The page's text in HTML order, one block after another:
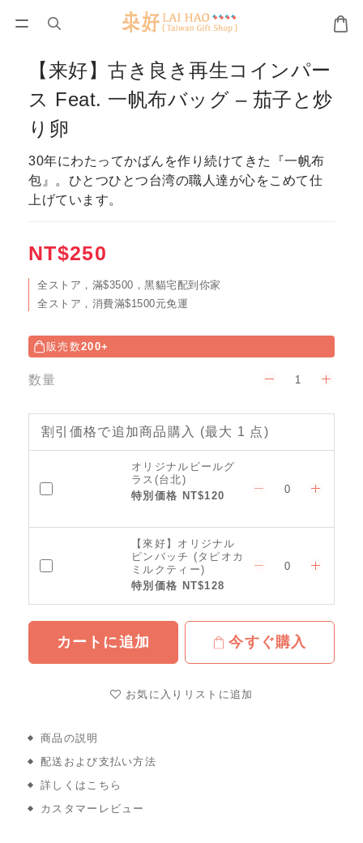
【来好】古き良き再生コインパー
ス Feat. 一帆布バッグ – 茄子と炒
り卵
30年にわたってかばんを作り続けてきた『一帆布
包』。ひとつひとつ台湾の職人達が心をこめて仕
上げています。
NT$250
全ストア，滿$3500，黑貓宅配到你家
全ストア，消費滿$1500元免運
販売数200+
数量
割引価格で追加商品購入 (最大 1 点)
オリジナルビールグ
ラス(台北)
特別価格 NT$120
【來好】オリジナル
ピンバッチ (タピオカ
ミルクティー)
特別価格 NT$128
カートに追加 今すぐ購入
お気に入りリストに追加
商品の説明
配送および支払い方法
詳しくはこちら
カスタマーレビュー